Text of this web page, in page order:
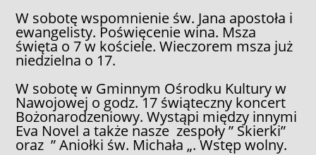
W sobotę wspomnienie św. Jana apostoła i
ewangelisty. Poświęcenie wina. Msza
święta o 7 w kościele. Wieczorem msza już
niedzielna o 17.
W sobotę w Gminnym Ośrodku Kultury w
Nawojowej o godz. 17 świąteczny koncert
Bożonarodzeniowy. Wystąpi między innymi
Eva Novel a także nasze zespoły ” Skierki”
oraz ” Aniołki św. Michała „. Wstęp wolny.